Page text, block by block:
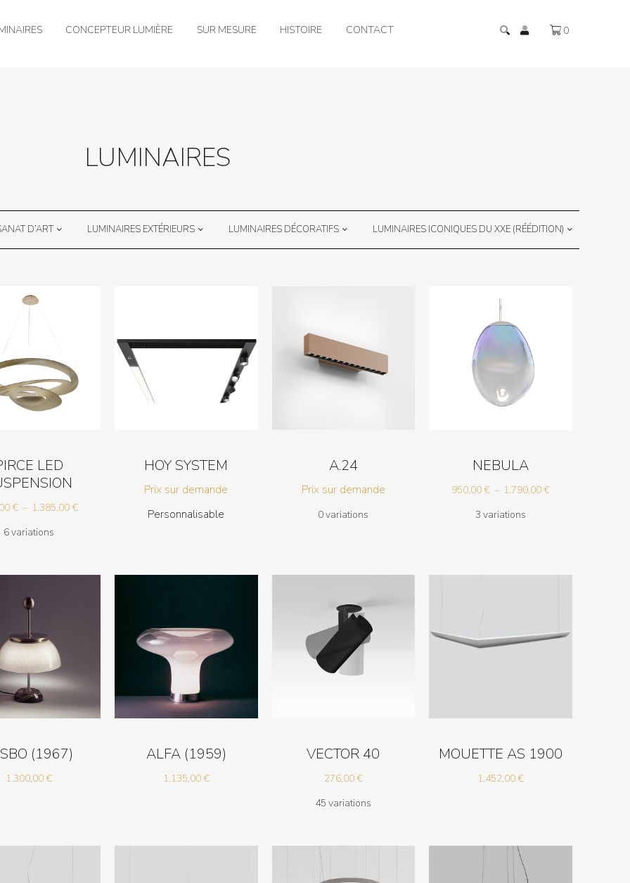
CONCEPTEUR LUMIÈRE SUR MESURE HISTOIRE CONTACT 0
LUMINAIRES
D’ART LUMINAIRES EXTÉRIEURS LUMINAIRES DÉCORATIFS LUMINAIRES ICONIQUES DU XXE (RÉÉDITION)
LED
€ – 1.385,00€Plage
à
6 variations
HOY SYSTEM
Prix sur demande
Personnalisable
A.24
Prix sur demande
0 variations
NEBULA
950,00€ – 1.790,00€Plage
1.790,00 €
3 variations
(1967)
1.300,00€
ALFA (1959)
1.135,00€
VECTOR 40
276,00€
45 variations
MOUETTE AS 1900
1.452,00€